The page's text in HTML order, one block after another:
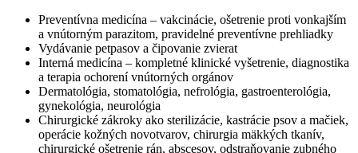
Preventívna medicína – vakcinácie, ošetrenie proti vonkajším
a vnútorným parazitom, pravidelné preventívne prehliadky
Vydávanie petpasov a čipovanie zvierat
Interná medicína – kompletné klinické vyšetrenie, diagnostika
a terapia ochorení vnútorných orgánov
Dermatológia, stomatológia, nefrológia, gastroenterológia,
gynekológia, neurológia
Chirurgické zákroky ako sterilizácie, kastrácie psov a mačiek,
operácie kožných novotvarov, chirurgia mäkkých tkanív,
chirurgické ošetrenie rán, abscesov, odstraňovanie zubného